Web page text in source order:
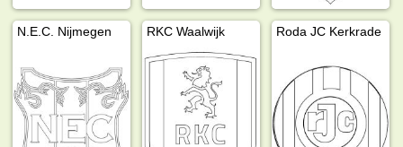
N.E.C. Nijmegen RKC Waalwijk Roda JC Kerkrade